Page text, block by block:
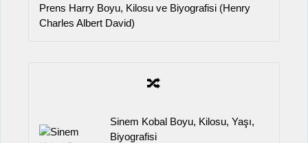
Prens Harry Boyu, Kilosu ve Biyografisi (Henry
Charles Albert David)
🔀
Sinem Kobal Boyu, Kilosu, Yaşı,
Biyografisi